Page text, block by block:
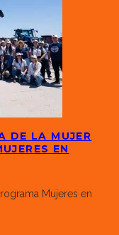
DE LA MUJER
EN
Mujeres en